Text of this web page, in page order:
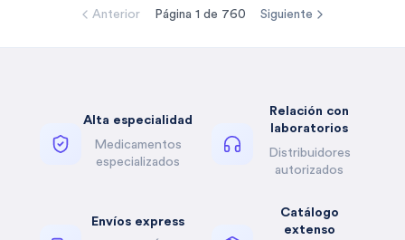
Anterior Página 1 de 760 Siguiente
Alta especialidad
Medicamentos
especializados
Relación con
laboratorios
Distribuidores
autorizados
Envíos express
Catálogo
extenso